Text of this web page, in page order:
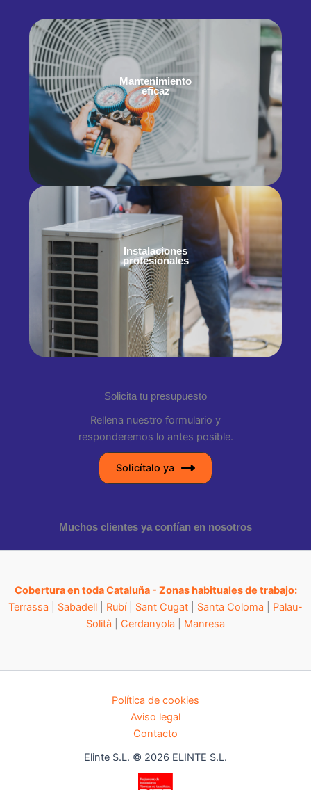
Mantenimiento
eficaz
Instalaciones
profesionales
Solicita tu presupuesto
Rellena nuestro formulario y
responderemos lo antes posible.
Solicítalo ya
Muchos clientes ya confían en nosotros
Cobertura en toda Cataluña - Zonas habituales de trabajo:
Terrassa
Sabadell Rubí| Sant Cugat Santa Coloma
Palau-
Solità
Cerdanyola Manresa
Política de cookies
Aviso legal
Contacto
Elinte S.L. © 2026 ELINTE S.L.